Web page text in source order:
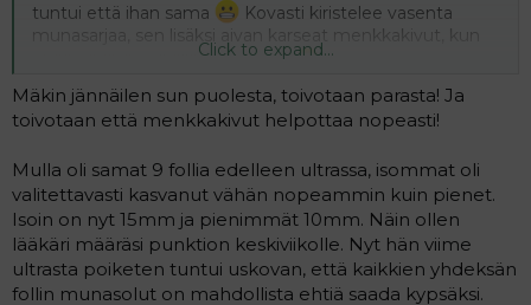
tuntui että ihan sama
Kovasti kiristelee vasenta
munasarjaa, sen lisäksi aivan karseat menkkakivut, kun
pitää pärjätä pelkällä Panadolilla
Click to expand...
Mäkin jännäilen sun puolesta, toivotaan parasta! Ja
toivotaan että menkkakivut helpottaa nopeasti!
Mulla oli samat 9 follia edelleen ultrassa, isommat oli
valitettavasti kasvanut vähän nopeammin kuin pienet.
Isoin on nyt 15mm ja pienimmät 10mm. Näin ollen
lääkäri määräsi punktion keskiviikolle. Nyt hän viime
ultrasta poiketen tuntui uskovan, että kaikkien yhdeksän
follin munasolut on mahdollista ehtiä saada kypsäksi.